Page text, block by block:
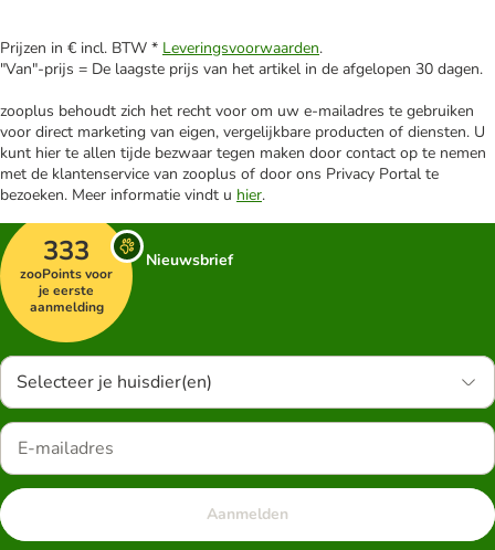
Prijzen in € incl. BTW * Leveringsvoorwaarden.
"Van"-prijs = De laagste prijs van het artikel in de afgelopen 30 dagen.
zooplus behoudt zich het recht voor om uw e-mailadres te gebruiken
voor direct marketing van eigen, vergelijkbare producten of diensten. U
kunt hier te allen tijde bezwaar tegen maken door contact op te nemen
met de klantenservice van zooplus of door ons Privacy Portal te
bezoeken. Meer informatie vindt u hier.
333
zooPoints voor
je eerste
aanmelding
Nieuwsbrief
Selecteer je huisdier(en)
Aanmelden